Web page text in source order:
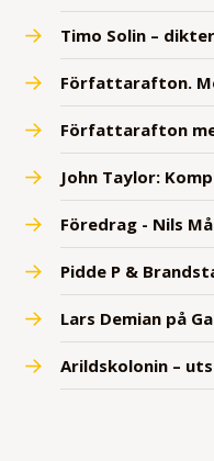
Timo Solin –
Författarafton.
Författarafton
John Taylor:
Föredrag - Nils
Pidde P &
Lars Demian på
Arildskolonin –